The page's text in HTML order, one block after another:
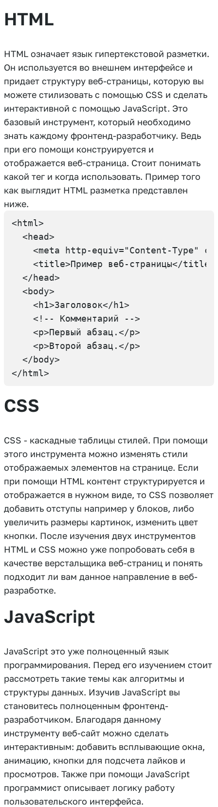
HTML
HTML означает язык гипертекстовой разметки.
Он используется во внешнем интерфейсе и
придает структуру веб-страницы, которую вы
можете стилизовать с помощью CSS и сделать
интерактивной с помощью JavaScript. Это
базовый инструмент, который необходимо
знать каждому фронтенд-разработчику. Ведь
при его помощи конструируется и
отображается веб-страница. Стоит понимать
какой тег и когда использовать. Пример того
как выглядит HTML разметка представлен
ниже.
<html>
  <head>
<meta http-equiv="Content-Type"
    <title>Пример веб-страницы</title>
  </head>
  <body>
    <h1>Заголовок</h1>
    <!-- Комментарий -->
    <p>Первый абзац.</p>
    <p>Второй абзац.</p>
  </body>
</html>
CSS
CSS - каскадные таблицы стилей. При помощи
этого инструмента можно изменять стили
отображаемых элементов на странице. Если
при помощи HTML контент структурируется и
отображается в нужном виде, то CSS позволяет
добавить отступы например у блоков, либо
увеличить размеры картинок, изменить цвет
кнопки. После изучения двух инструментов
HTML и CSS можно уже попробовать себя в
качестве верстальщика веб-страниц и понять
подходит ли вам данное направление в веб-
разработке.
JavaScript
JavaScript это уже полноценный язык
программирования. Перед его изучением стоит
рассмотреть такие темы как алгоритмы и
структуры данных. Изучив JavaScript вы
становитесь полноценным фронтенд-
разработчиком. Благодаря данному
инструменту веб-сайт можно сделать
интерактивным: добавить всплывающие окна,
анимацию, кнопки для подсчета лайков и
просмотров. Также при помощи JavaScript
программист описывает логику работу
пользовательского интерфейса.